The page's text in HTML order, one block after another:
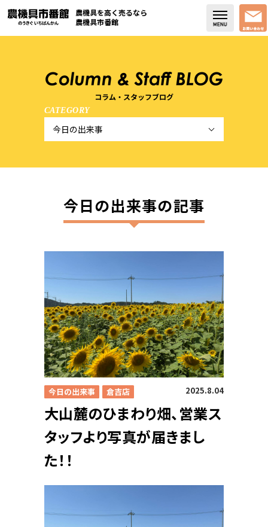
店舗紹介
コラム・スタッフブログ
よく頂く質問
農機具を高く売るなら
農機具市番館
コラム・スタッフブログ
CATEGORY
今日の出来事の記事
今日の出来事 倉吉店 2025.8.04
大山麓のひまわり畑、営業ス
タッフより写真が届きまし
た！！